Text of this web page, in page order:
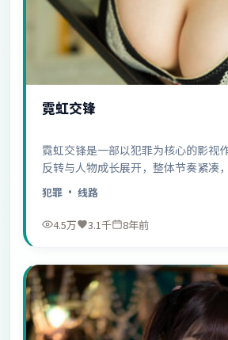
霓虹交锋
霓虹交锋是一部以犯罪为核心的影视
反转与人物成长展开，整体节奏紧凑
犯罪 · 线路
4.5万 3.1千 8年前